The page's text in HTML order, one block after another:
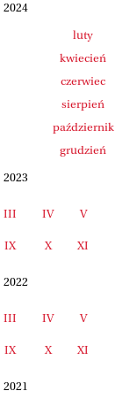
2024
luty
kwiecień
czerwiec
sierpień
październik
grudzień
2023
III IV V
IX X XI
2022
III IV V
IX X XI
2021